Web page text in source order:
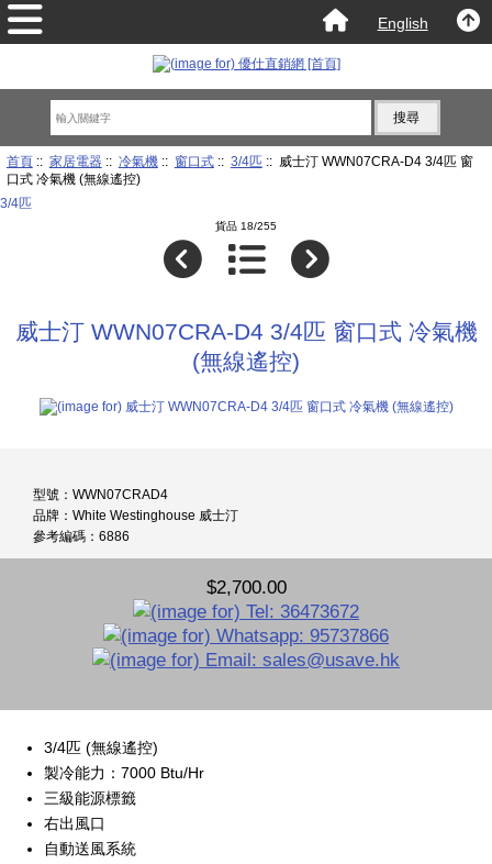
English
首頁:: 家居電器:: 冷氣機:: 窗口式:: 3/4匹:: 威士汀 WWN07CRA-D4 3/4匹 窗
口式 冷氣機 (無線遙控)
3/4匹
貨品 18/255
威士汀 WWN07CRA-D4 3/4匹 窗口式 冷氣機
(無線遙控)
型號：WWN07CRAD4
品牌：White Westinghouse 威士汀
參考編碼：6886
$2,700.00
3/4匹 (無線遙控)
製冷能力：7000 Btu/Hr
三級能源標籤
右出風口
自動送風系統